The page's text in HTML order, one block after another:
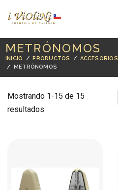
METRÓNOMOS
INICIO /PRODUCTOS / ACCESORIOS
/ METRÓNOMOS
Mostrando 1-15 de 15
resultados